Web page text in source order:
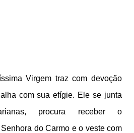
Virgem traz com devoção
com sua efígie. Ele se junta
procura receber o
do Carmo e o veste com